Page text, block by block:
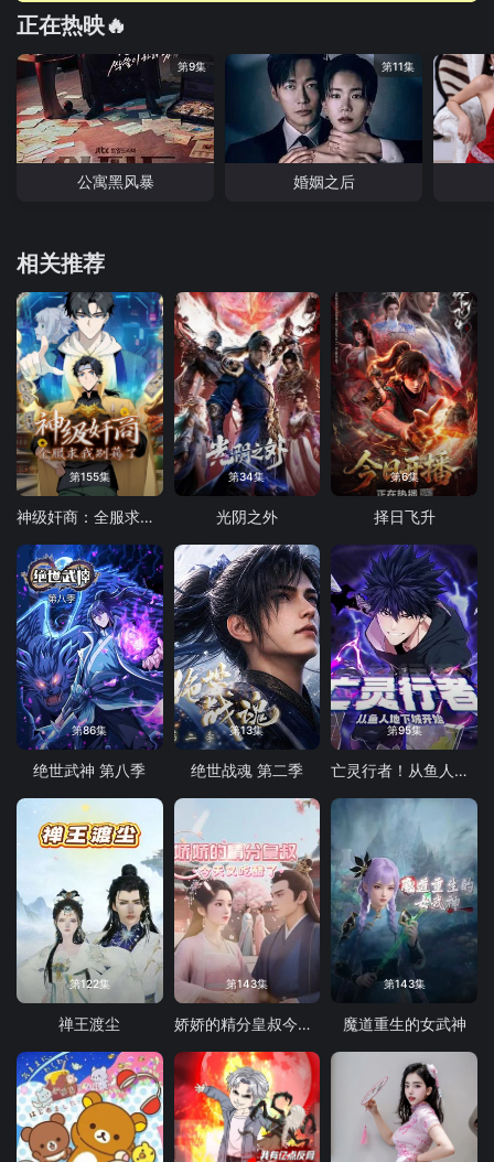
正在热映🔥
第9集
公寓黑风暴
第11集
婚姻之后
相关推荐
第155集
神级奸商：全服求我别薅了 动态漫画
第34集
光阴之外
第6集
择日飞升
第86集
绝世武神 第八季
第13集
绝世战魂 第二季
第95集
亡灵行者！从鱼人地下城开始 动态漫画
第122集
禅王渡尘
第143集
娇娇的精分皇叔今天又吃醋了
第143集
魔道重生的女武神